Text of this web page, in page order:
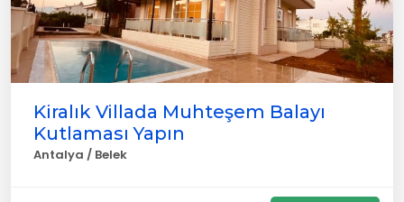
Kiralık Villada Muhteşem Balayı
Kutlaması Yapın
Antalya / Belek